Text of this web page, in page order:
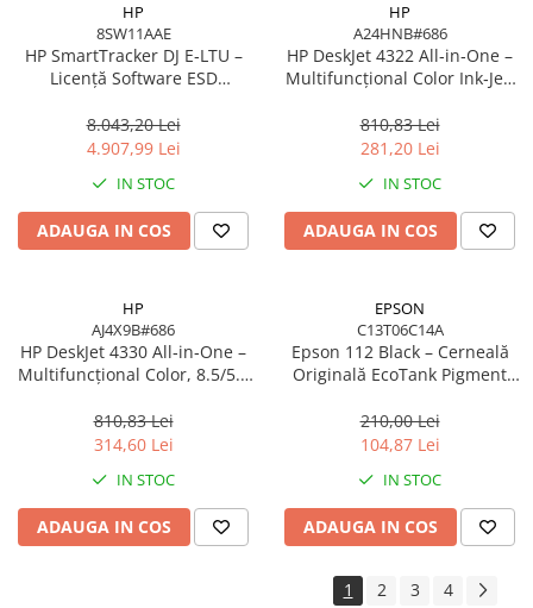
HP
8SW11AAE
HP SmartTracker DJ E‑LTU –
Licență Software ESD
T/Z Series
8.043,20 Lei
4.907,99 Lei
IN STOC
ADAUGA IN COS
HP
A24HNB#686
HP DeskJet 4322 All‑in‑One –
Multifuncțional Color Ink‑Jet,
Wi‑Fi, USB
810,83 Lei
281,20 Lei
IN STOC
ADAUGA IN COS
HP
AJ4X9B#686
HP DeskJet 4330 All‑in‑One –
Multifuncțional Color, 8.5/5.5
810,83 Lei
314,60 Lei
IN STOC
ADAUGA IN COS
EPSON
C13T06C14A
Epson 112 Black – Cerneală
Originală EcoTank Pigment
210,00 Lei
104,87 Lei
IN STOC
ADAUGA IN COS
1 2 3 4